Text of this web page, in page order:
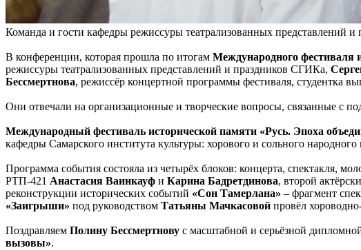
Команда и гости кафедры режиссуры театрализованных представлений
В конференции, которая прошла по итогам Международного фестиваля
режиссуры театрализованных представлений и праздников СГИКа,
Бессмертнова, режиссёр концертной программы фестиваля, студентка
Они отвечали на организационные и творческие вопросы, связанные с
Международный фестиваль исторической памяти «Русь. Эпоха
кафедры Самарского института культуры: хорового и сольного
Программа события состояла из четырёх блоков: концерта, спектакля,
РТП-421 Анастасия Ваинкауф и Карина Бадретдинова, второй
реконструкции исторических событий «Сон Тамерлана» – фрагмент
«Заигрыши» под руководством Татьяны Мачкасовой провёл
Поздравляем Полину Бессмертнову с масштабной и серьёзной
вызовы».